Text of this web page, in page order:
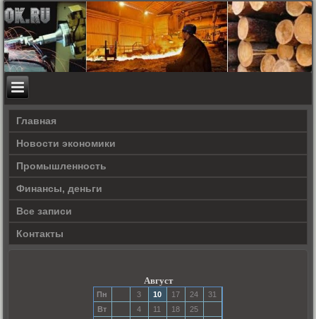
Главная
Новости экономики
Прοмышленность
Финансы, деньги
Все записи
Контакты
Август
Пн 3 10 17 24
31
Вт
4 11 18
25